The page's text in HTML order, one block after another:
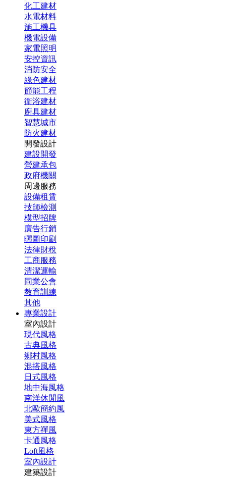
化工建材
水電材料
施工機具
機電設備
家電照明
安控資訊
消防安全
綠色建材
節能工程
衛浴建材
廚具建材
智慧城市
防火建材
開發設計
建設開發
營建承包
政府機關
周邊服務
設備租賃
技師檢測
模型招牌
廣告行銷
曬圖印刷
法律財稅
工商服務
清潔運輸
同業公會
教育訓練
其他
專業設計
室內設計
現代風格
古典風格
鄉村風格
混搭風格
日式風格
地中海風格
南洋休閒風
北歐簡約風
美式風格
東方禪風
卡通風格
Loft風格
室內設計
建築設計